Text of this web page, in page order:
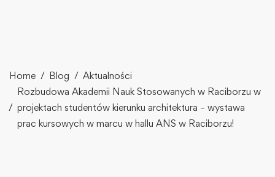
Home Blog
Aktualności
Rozbudowa Akademii Nauk Stosowanych w Raciborzu w
projektach studentów kierunku architektura – wystawa
prac kursowych w marcu w hallu ANS w Raciborzu!